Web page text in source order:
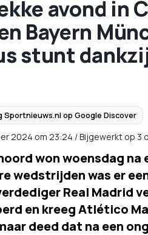
avond in
Bayern
stunt
Sportnieuws.nl op Google Discover
2024 om 23:24 /Bijgewerkt op 3
won woensdag na
wedstrijden was er
Real Madrid
en kreeg Atlético
deed dat na een